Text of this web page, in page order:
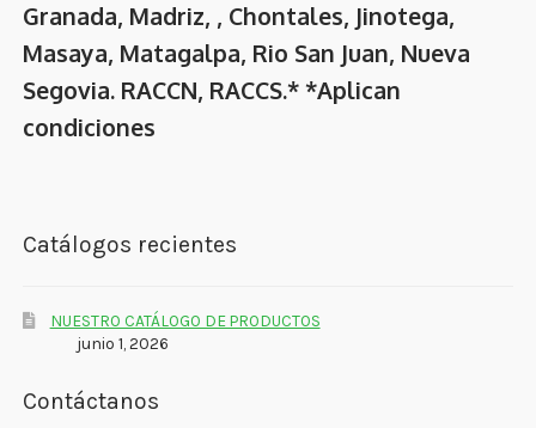
Granada, Madriz, , Chontales, Jinotega,
Masaya, Matagalpa, Rio San Juan, Nueva
Segovia. RACCN, RACCS.* *Aplican
condiciones
Catálogos recientes
NUESTRO CATÁLOGO DE PRODUCTOS
junio 1, 2026
Contáctanos